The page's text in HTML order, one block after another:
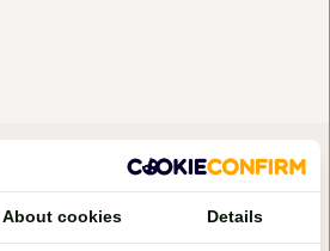
About cookies Details